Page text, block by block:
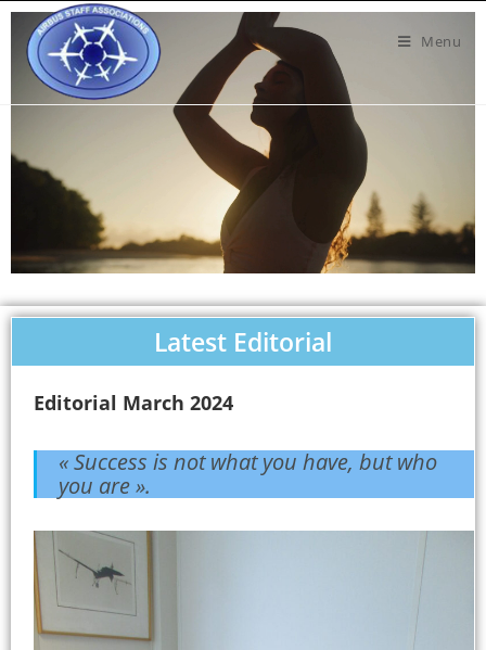
Menu
Latest Editorial
Editorial March 2024
« Success is not what you have, but who
you are ».